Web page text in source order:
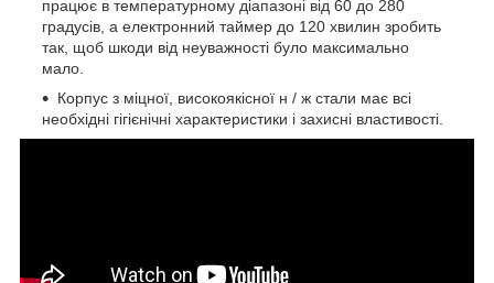
працює в температурному діапазоні від 60 до 280
градусів, а електронний таймер до 120 хвилин зробить
так, щоб шкоди від неуважності було максимально
мало.
Корпус з міцної, високоякісної н / ж стали має всі
необхідні гігієнічні характеристики і захисні властивості.